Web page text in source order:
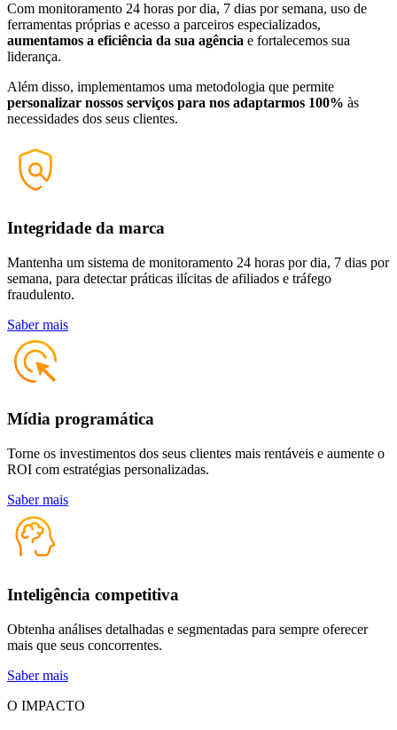
Com monitoramento 24 horas por dia, 7 dias por semana, uso de
ferramentas próprias e acesso a parceiros especializados,
aumentamos a eficiência da sua agência e fortalecemos sua
liderança.
Além disso, implementamos uma metodologia que permite
personalizar nossos serviços para nos adaptarmos 100% às
necessidades dos seus clientes.
Integridade da marca
Mantenha um sistema de monitoramento 24 horas por dia, 7 dias por
semana, para detectar práticas ilícitas de afiliados e tráfego
fraudulento.
Saber mais
Mídia programática
Torne os investimentos dos seus clientes mais rentáveis e aumente o
ROI com estratégias personalizadas.
Saber mais
Inteligência competitiva
Obtenha análises detalhadas e segmentadas para sempre oferecer
mais que seus concorrentes.
Saber mais
O IMPACTO